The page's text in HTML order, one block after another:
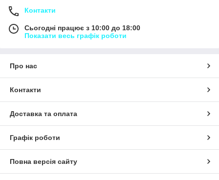
Контакти
Сьогодні працює з 10:00 до 18:00
Показати весь графік роботи
Про нас
Контакти
Доставка та оплата
Графік роботи
Повна версія сайту